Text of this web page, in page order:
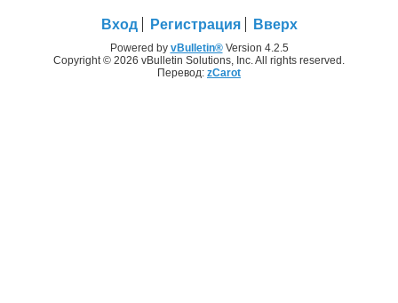
Вход Регистрация Вверх
Powered by vBulletin®Version 4.2.5
Copyright © 2026 vBulletin Solutions, Inc. All rights reserved.
Перевод: zCarot